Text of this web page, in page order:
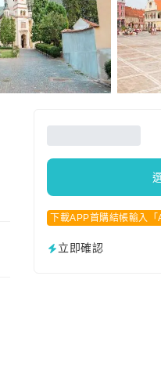
下載APP首購結帳輸入
立即確認